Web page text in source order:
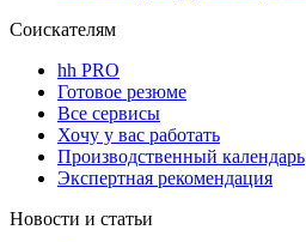
Соискателям
hh PRO
Готовое резюме
Все сервисы
Хочу у вас работать
Производственный календарь
Экспертная рекомендация
Новости и статьи